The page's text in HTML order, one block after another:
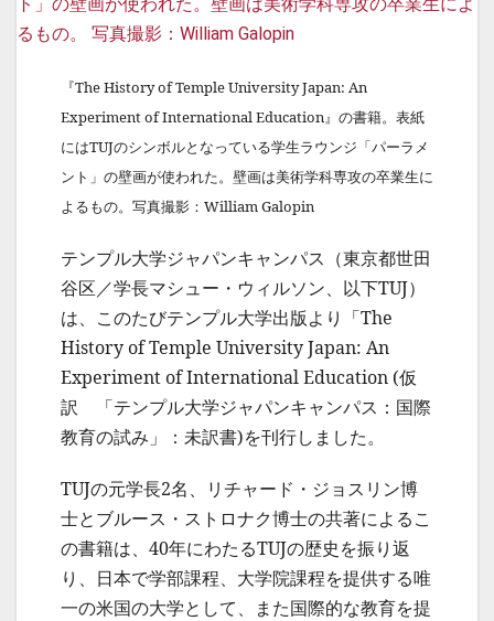
『The History of Temple University Japan: An
Experiment of International Education』の書籍。表紙
にはTUJのシンボルとなっている学生ラウンジ「パーラメ
ント」の壁画が使われた。壁画は美術学科専攻の卒業生に
よるもの。写真撮影：William Galopin
テンプル大学ジャパンキャンパス（東京都世田
谷区／学長マシュー・ウィルソン、以下TUJ）
は、このたびテンプル大学出版より「The
History of Temple University Japan: An
Experiment of International Education (仮
訳 「テンプル大学ジャパンキャンパス：国際
教育の試み」：未訳書)を刊行しました。
TUJの元学長2名、リチャード・ジョスリン博
士とブルース・ストロナク博士の共著によるこ
の書籍は、40年にわたるTUJの歴史を振り返
り、日本で学部課程、大学院課程を提供する唯
一の米国の大学として、また国際的な教育を提